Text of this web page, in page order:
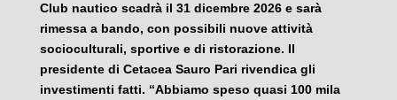
Club nautico scadrà il 31 dicembre 2026 e sarà
rimessa a bando, con possibili nuove attività
socioculturali, sportive e di ristorazione. Il
presidente di Cetacea Sauro Pari rivendica gli
investimenti fatti. “Abbiamo speso quasi 100 mila